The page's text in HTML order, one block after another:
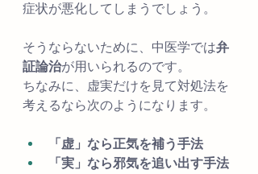
症状が悪化してしまうでしょう。
そうならないために、中医学では弁
証論治が用いられるのです。
ちなみに、虚実だけを見て対処法を
考えるなら次のようになります。
「虚」なら正気を補う手法
「実」なら邪気を追い出す手法